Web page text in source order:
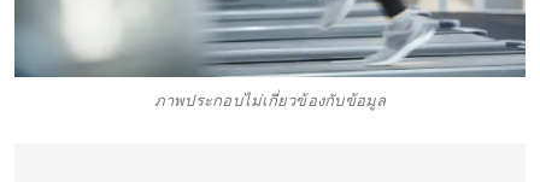
ภาพประกอบไม่เกี่ยวข้องกับข้อมูล